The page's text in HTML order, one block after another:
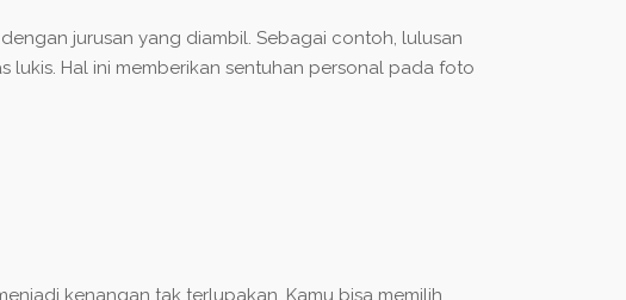
jurusan yang diambil. Sebagai contoh, lulusan
lukis. Hal ini memberikan sentuhan personal pada foto
kenangan tak terlupakan. Kamu bisa memilih